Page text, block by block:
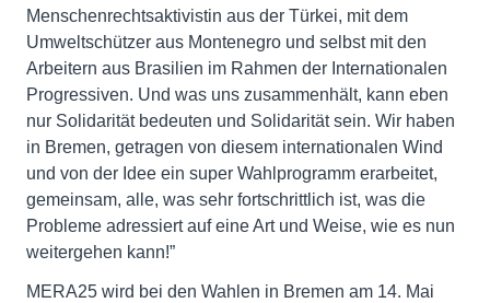
Menschenrechtsaktivistin aus der Türkei, mit dem
Umweltschützer aus Montenegro und selbst mit den
Arbeitern aus Brasilien im Rahmen der Internationalen
Progressiven. Und was uns zusammenhält, kann eben
nur Solidarität bedeuten und Solidarität sein. Wir haben
in Bremen, getragen von diesem internationalen Wind
und von der Idee ein super Wahlprogramm erarbeitet,
gemeinsam, alle, was sehr fortschrittlich ist, was die
Probleme adressiert auf eine Art und Weise, wie es nun
weitergehen kann!”
MERA25 wird bei den Wahlen in Bremen am 14. Mai